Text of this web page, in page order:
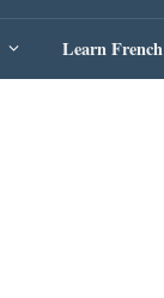
Learn French